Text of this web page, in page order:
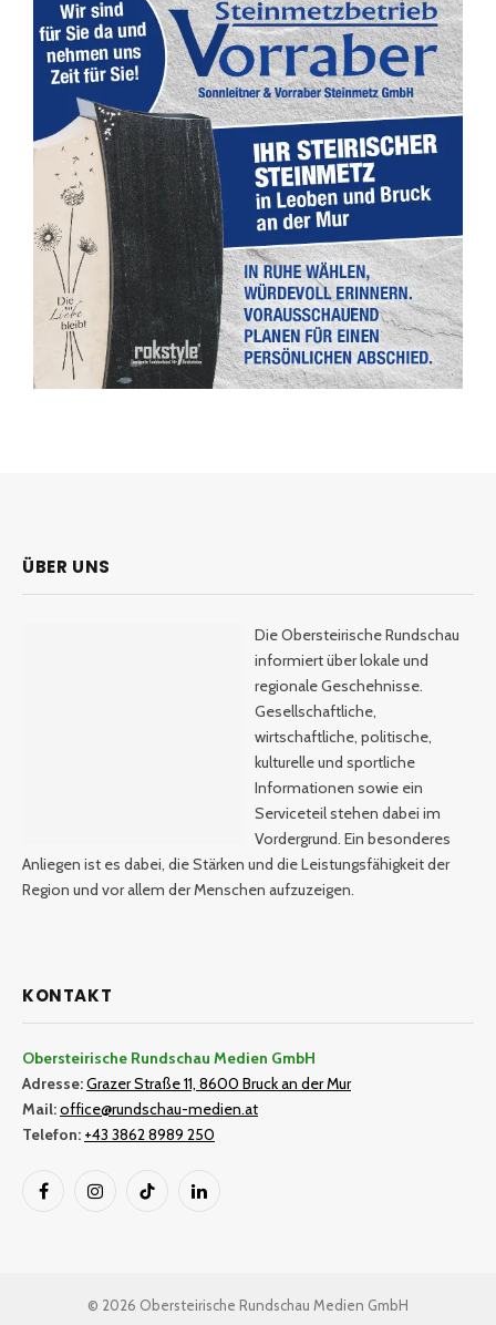
ÜBER UNS
Die Obersteirische Rundschau
informiert über lokale und
regionale Geschehnisse.
Gesellschaftliche,
wirtschaftliche, politische,
kulturelle und sportliche
Informationen sowie ein
Serviceteil stehen dabei im
Vordergrund. Ein besonderes
Anliegen ist es dabei, die Stärken und die Leistungsfähigkeit der
Region und vor allem der Menschen aufzuzeigen.
KONTAKT
Obersteirische Rundschau Medien GmbH
Adresse:Grazer Straße 11, 8600 Bruck an der Mur
Mail:office@rundschau-medien.at
Telefon: +43 3862 8989 250
FacebookInstagramTikTok LinkedIn
© 2026 Obersteirische Rundschau Medien GmbH